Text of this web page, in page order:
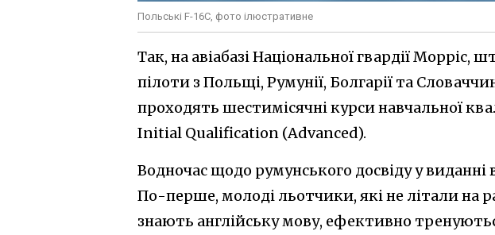
Польські F-16C, фото ілюстративне
Так, на авіабазі Національної гвардії Морріс,
пілоти з Польщі, Румунії, Болгарії та
проходять шестимісячні курси навчальної
Initial Qualification (Advanced).
Водночас щодо румунського досвіду у виданні
По-перше, молоді льотчики, які не літали на
знають англійську мову, ефективно